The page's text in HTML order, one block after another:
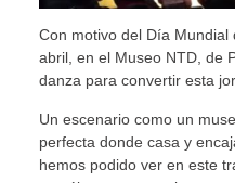
Con motivo del Día Mundial
abril, en el Museo NTD, de
danza para convertir esta
Un escenario como un
perfecta donde casa y
hemos podido ver en este